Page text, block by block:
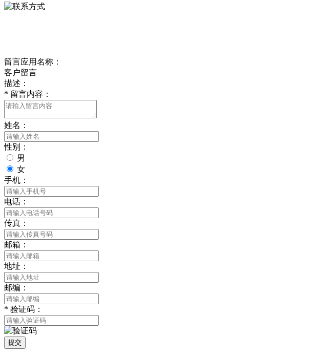
留言应用名称：
客户留言
描述：
* 留言内容：
姓名：
性别：
男
女
手机：
电话：
传真：
邮箱：
地址：
邮编：
* 验证码：
提交